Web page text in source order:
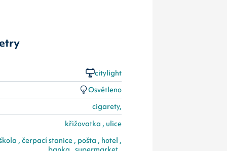
citylight
Osvětleno
cigarety,
křižovatka , ulice
, čerpací stanice , pošta , hotel ,